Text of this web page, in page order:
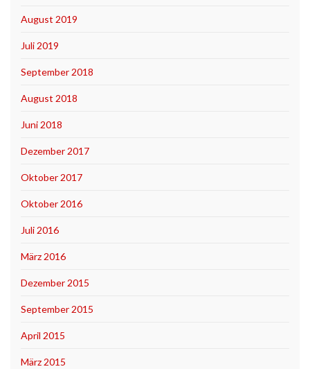
August 2019
Juli 2019
September 2018
August 2018
Juni 2018
Dezember 2017
Oktober 2017
Oktober 2016
Juli 2016
März 2016
Dezember 2015
September 2015
April 2015
März 2015